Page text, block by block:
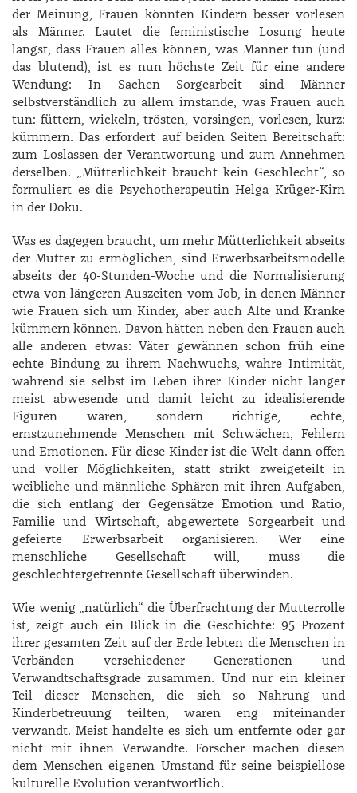
der Meinung, Frauen könnten Kindern besser vorlesen
als Männer. Lautet die feministische Losung heute
längst, dass Frauen alles können, was Männer tun (und
das blutend), ist es nun höchste Zeit für eine andere
Wendung: In Sachen Sorgearbeit sind Männer
selbstverständlich zu allem imstande, was Frauen auch
tun: füttern, wickeln, trösten, vorsingen, vorlesen, kurz:
kümmern. Das erfordert auf beiden Seiten Bereitschaft:
zum Loslassen der Verantwortung und zum Annehmen
derselben. „Mütterlichkeit braucht kein Geschlecht“, so
formuliert es die Psychotherapeutin Helga Krüger-Kirn
in der Doku.
Was es dagegen braucht, um mehr Mütterlichkeit abseits
der Mutter zu ermöglichen, sind Erwerbsarbeitsmodelle
abseits der 40-Stunden-Woche und die Normalisierung
etwa von längeren Auszeiten vom Job, in denen Männer
wie Frauen sich um Kinder, aber auch Alte und Kranke
kümmern können. Davon hätten neben den Frauen auch
alle anderen etwas: Väter gewännen schon früh eine
echte Bindung zu ihrem Nachwuchs, wahre Intimität,
während sie selbst im Leben ihrer Kinder nicht länger
meist abwesende und damit leicht zu idealisierende
Figuren wären, sondern richtige, echte,
ernstzunehmende Menschen mit Schwächen, Fehlern
und Emotionen. Für diese Kinder ist die Welt dann offen
und voller Möglichkeiten, statt strikt zweigeteilt in
weibliche und männliche Sphären mit ihren Aufgaben,
die sich entlang der Gegensätze Emotion und Ratio,
Familie und Wirtschaft, abgewertete Sorgearbeit und
gefeierte Erwerbsarbeit organisieren. Wer eine
menschliche Gesellschaft will, muss die
geschlechtergetrennte Gesellschaft überwinden.
Wie wenig „natürlich“ die Überfrachtung der Mutterrolle
ist, zeigt auch ein Blick in die Geschichte: 95 Prozent
ihrer gesamten Zeit auf der Erde lebten die Menschen in
Verbänden verschiedener Generationen und
Verwandtschaftsgrade zusammen. Und nur ein kleiner
Teil dieser Menschen, die sich so Nahrung und
Kinderbetreuung teilten, waren eng miteinander
verwandt. Meist handelte es sich um entfernte oder gar
nicht mit ihnen Verwandte. Forscher machen diesen
dem Menschen eigenen Umstand für seine beispiellose
kulturelle Evolution verantwortlich.